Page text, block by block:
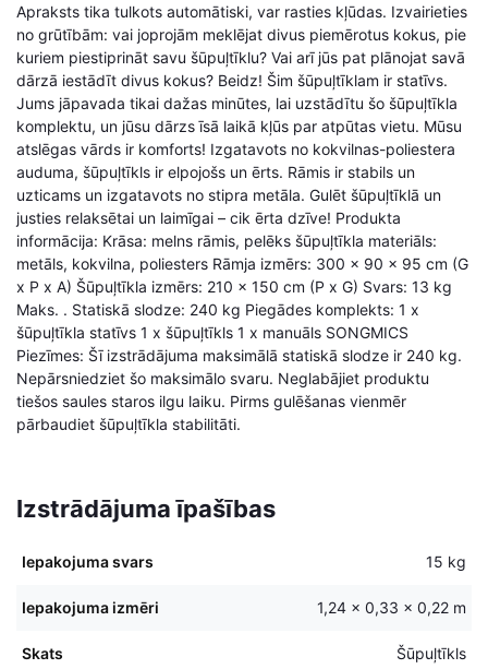
Apraksts tika tulkots automātiski, var rasties kļūdas. Izvairieties
no grūtībām: vai joprojām meklējat divus piemērotus kokus, pie
kuriem piestiprināt savu šūpuļtīklu? Vai arī jūs pat plānojat savā
dārzā iestādīt divus kokus? Beidz! Šim šūpuļtīklam ir statīvs.
Jums jāpavada tikai dažas minūtes, lai uzstādītu šo šūpuļtīkla
komplektu, un jūsu dārzs īsā laikā kļūs par atpūtas vietu. Mūsu
atslēgas vārds ir komforts! Izgatavots no kokvilnas-poliestera
auduma, šūpuļtīkls ir elpojošs un ērts. Rāmis ir stabils un
uzticams un izgatavots no stipra metāla. Gulēt šūpuļtīklā un
justies relaksētai un laimīgai – cik ērta dzīve! Produkta
informācija: Krāsa: melns rāmis, pelēks šūpuļtīkla materiāls:
metāls, kokvilna, poliesters Rāmja izmērs: 300 x 90 x 95 cm (G
x P x A) Šūpuļtīkla izmērs: 210 x 150 cm (P x G) Svars: 13 kg
Maks. . Statiskā slodze: 240 kg Piegādes komplekts: 1 x
šūpuļtīkla statīvs 1 x šūpuļtīkls 1 x manuāls SONGMICS
Piezīmes: Šī izstrādājuma maksimālā statiskā slodze ir 240 kg.
Nepārsniedziet šo maksimālo svaru. Neglabājiet produktu
tiešos saules staros ilgu laiku. Pirms gulēšanas vienmēr
pārbaudiet šūpuļtīkla stabilitāti.
Izstrādājuma īpašības
Iepakojuma svars 15 kg
Iepakojuma izmēri 1,24 × 0,33 × 0,22 m
Skats Šūpuļtīkls